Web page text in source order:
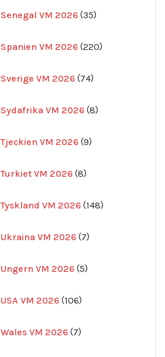
Senegal VM 2026 35
produkter
Spanien VM 2026 220
produkter
Sverige VM 2026 74
produkter
Sydafrika VM 2026 8
produkter
Tjeckien VM 2026 9
produkter
Turkiet VM 2026 8
produkter
Tyskland VM 2026 148
produkter
Ukraina VM 2026 7
produkter
Ungern VM 2026 5
produkter
USA VM 2026 106
produkter
Wales VM 2026 7
produkter